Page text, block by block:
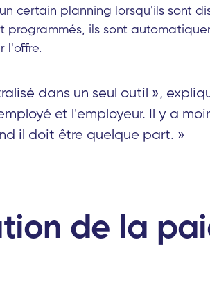
certain planning lorsqu'ils sont
programmés, ils sont
l'offre.
dans un seul outil »,
et l'employeur. Il y a
il doit être quelque part. »
de la